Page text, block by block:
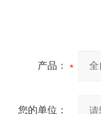
产品：
您的单位：